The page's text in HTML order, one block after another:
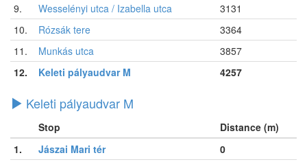
9.
Wesselényi utca / Izabella utca
3131
10.
Rózsák tere
3364
11.
Munkás utca
3857
12.
Keleti pályaudvar M 4257
Keleti pályaudvar M
Stop
Distance (m)
1.
Jászai Mari tér
0